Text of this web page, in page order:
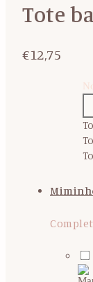
Tote
€12,75